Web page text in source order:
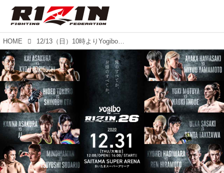
HOME 12/13（日）10時よりYogibo presents RIZIN.26 チケット一般発売スタート！